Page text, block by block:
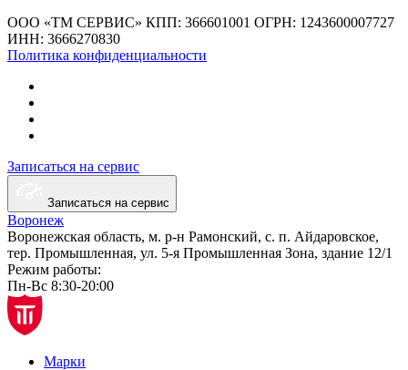
ООО «ТМ СЕРВИС» КПП: 366601001 ОГРН: 1243600007727
ИНН: 3666270830
Политика конфиденциальности
Записаться на сервис
Записаться на сервис
Воронеж
Воронежская область, м. р-н Рамонский, с. п. Айдаровское,
тер. Промышленная, ул. 5-я Промышленная Зона, здание 12/1
Режим работы:
Пн-Вс 8:30-20:00
Марки